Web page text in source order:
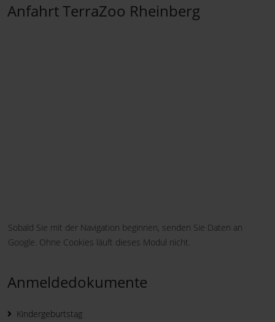
Anfahrt TerraZoo Rheinberg
Sobald Sie mit der Navigation beginnen, senden Sie Daten an
Google. Ohne Cookies läuft dieses Modul nicht.
Anmeldedokumente
Kindergeburtstag